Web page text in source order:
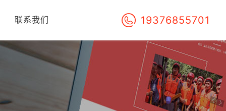
联系我们 19376855701